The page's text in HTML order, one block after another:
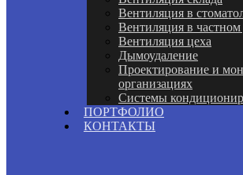
Вентиляция в
Вентиляция в
Вентиляция цеха
Дымоудаление
Проектирование и
организациях
Системы
ПОРТФОЛИО
КОНТАКТЫ